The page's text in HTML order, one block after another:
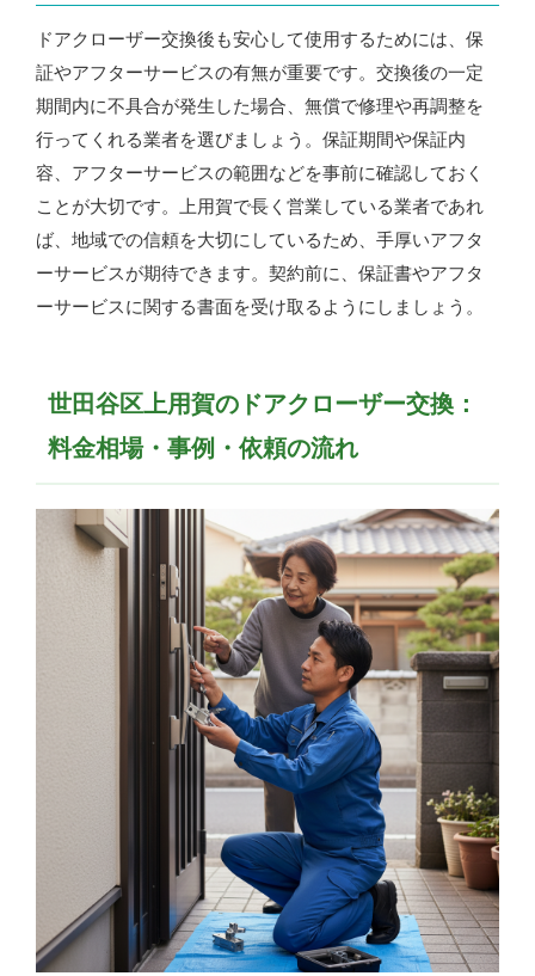
ドアクローザー交換後も安心して使用するためには、保
証やアフターサービスの有無が重要です。交換後の一定
期間内に不具合が発生した場合、無償で修理や再調整を
行ってくれる業者を選びましょう。保証期間や保証内
容、アフターサービスの範囲などを事前に確認しておく
ことが大切です。上用賀で長く営業している業者であれ
ば、地域での信頼を大切にしているため、手厚いアフタ
ーサービスが期待できます。契約前に、保証書やアフタ
ーサービスに関する書面を受け取るようにしましょう。
世田谷区上用賀のドアクローザー交換：
料金相場・事例・依頼の流れ